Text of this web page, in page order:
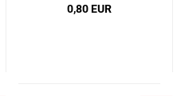
0,80 EUR